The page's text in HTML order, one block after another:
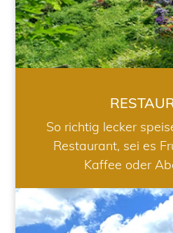
So richtig lecker
Restaurant, sei es
Kaffee oder